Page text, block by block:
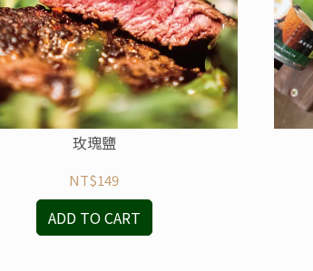
玫瑰鹽
NT$149
ADD TO CART